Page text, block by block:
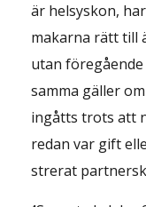
är helsyskon,
makarna rätt till
utan
samma gäller
ingåtts trots att
redan var gift
strerat